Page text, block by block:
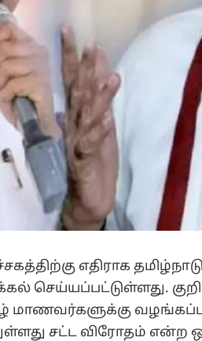
எதிராக
செய்யப்பட்டுள்ளது.
மாணவர்களுக்கு
சட்ட விரோதம் என்ற